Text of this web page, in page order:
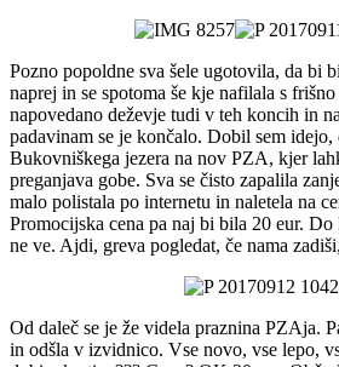
Pozno popoldne sva šele ugotovila, da bi
naprej in se spotoma še kje nafilala s
napovedano deževje tudi v teh koncih in
padavinam se je končalo. Dobil sem idejo,
Bukovniškega jezera na nov PZA, kjer
preganjava gobe. Sva se čisto zapalila
malo polistala po internetu in naletela na
Promocijska cena pa naj bi bila 20 eur.
ne ve. Ajdi, greva pogledat, če nama
Od daleč se je že videla praznina PZAja.
in odšla v izvidnico. Vse novo, vse lepo,